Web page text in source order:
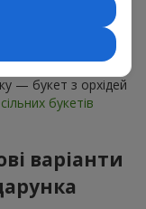
для
— букет з орхідей
букетів
варіанти